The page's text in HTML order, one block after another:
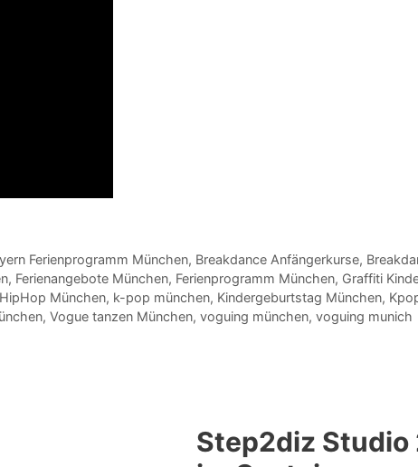
Ferienprogramm München, Breakdance Anfängerkurse,
, Ferienangebote München, Ferienprogramm München, Graffiti
HipHop München, k-pop münchen, Kindergeburtstag München,
, Vogue tanzen München, voguing münchen, voguing munich
Step2diz Studio